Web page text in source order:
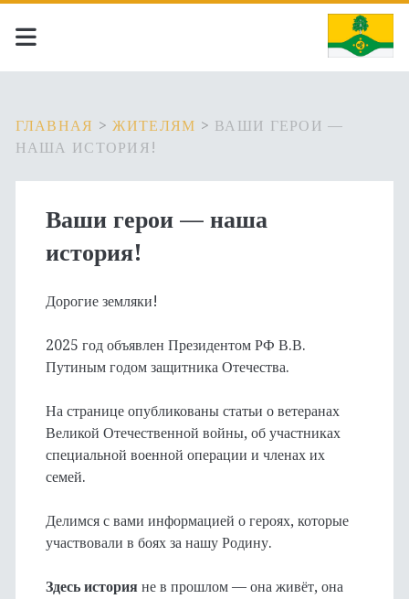
ГЛАВНАЯ >ЖИТЕЛЯМ > ВАШИ ГЕРОИ —
НАША ИСТОРИЯ!
Ваши герои — наша
история!
Дорогие земляки!
2025 год объявлен Президентом РФ В.В.
Путиным годом защитника Отечества.
На странице опубликованы статьи о ветеранах
Великой Отечественной войны, об участниках
специальной военной операции и членах их
семей.
Делимся с вами информацией о героях, которые
участвовали в боях за нашу Родину.
Здесь историяне в прошлом — она живёт, она